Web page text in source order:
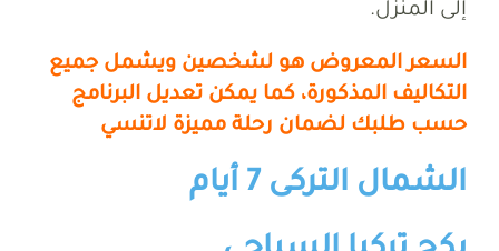
إلى المنزل.
السعر المعروض هو لشخصين ويشمل جميع
التكاليف المذكورة، كما يمكن تعديل البرنامج
حسب طلبك لضمان رحلة مميزة لاتنسي
الشمال التركى 7 أيام